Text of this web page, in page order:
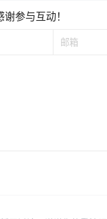
参与互动！